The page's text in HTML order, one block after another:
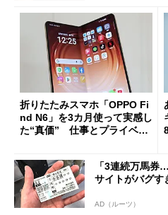
折りたたみスマホ「OPPO Fi
nd N6」を3カ月使って実感し
た“真価” 仕事とプライベー
「3連続万馬券
サイトがバグす
AD（ルーツ）